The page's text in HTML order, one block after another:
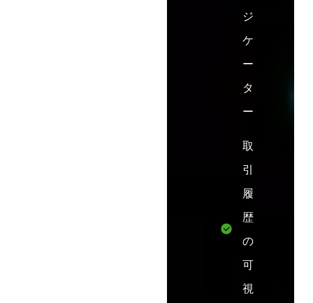
ジ
ケ
ー
タ
ー
取
引
履
歴
の
可
視